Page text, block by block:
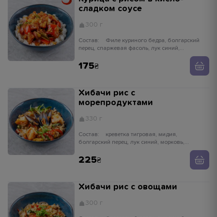
сладком соусе
300 г
Состав:
перец, спаржевая фасоль, лук синий,
шампиньон, рис паровой, соус кисло-сладкий,
лук криспи, имбирь, чеснок
175
Хибачи рис с
морепродуктами
330 г
Состав:
болгарский перец, лук синий, морковь,
спаржевая фасоль, яйцо куриное, кунжутное
масло, рис паровой, имбирь, чеснок, соевый
225
Хибачи рис с овощами
300 г